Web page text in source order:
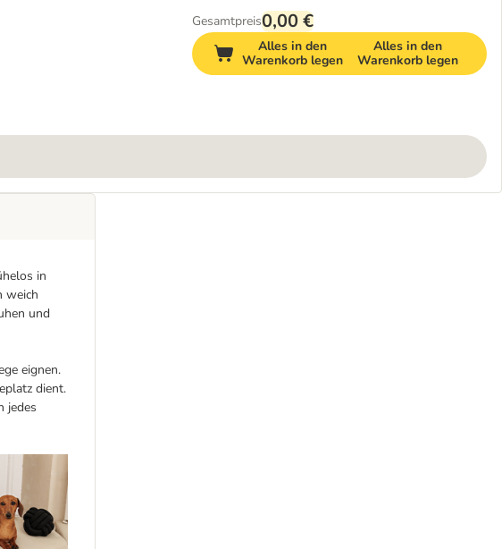
Gesamtpreis0,00 €
Alles in den
Warenkorb legen
Alles in den
Warenkorb legen
in
weich
und
eignen.
dient.
jedes